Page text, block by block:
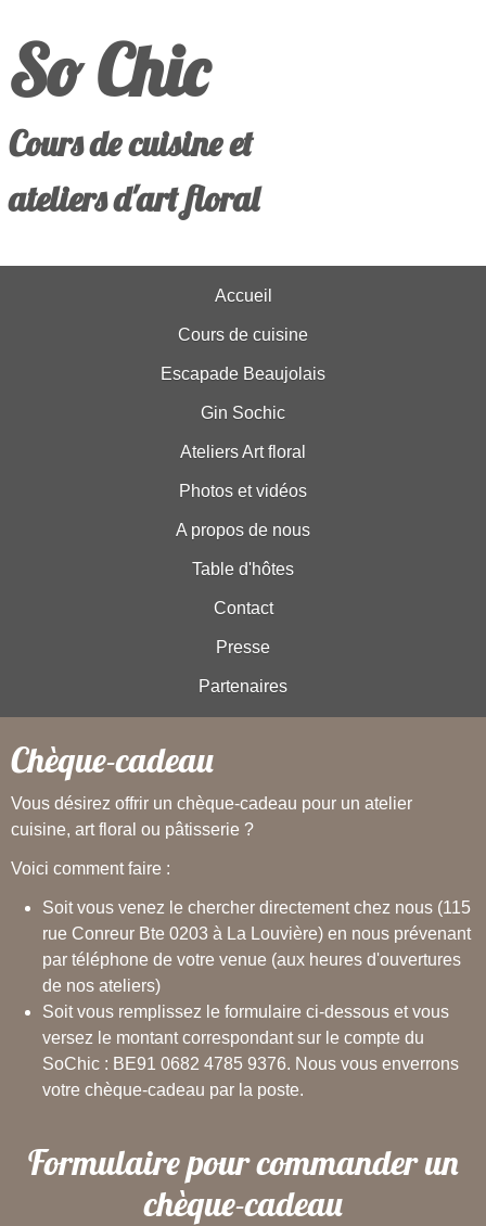
So Chic
Cours de cuisine et
ateliers d'art floral
Accueil
Cours de cuisine
Escapade Beaujolais
Gin Sochic
Ateliers Art floral
Photos et vidéos
A propos de nous
Table d'hôtes
Contact
Presse
Partenaires
Chèque-cadeau
Vous désirez offrir un chèque-cadeau pour un atelier
cuisine, art floral ou pâtisserie ?
Voici comment faire :
Soit vous venez le chercher directement chez nous (115
rue Conreur Bte 0203 à La Louvière) en nous prévenant
par téléphone de votre venue (aux heures d'ouvertures
de nos ateliers)
Soit vous remplissez le formulaire ci-dessous et vous
versez le montant correspondant sur le compte du
SoChic: BE91 0682 4785 9376. Nous vous enverrons
votre chèque-cadeau par la poste.
Formulaire pour commander un
chèque-cadeau